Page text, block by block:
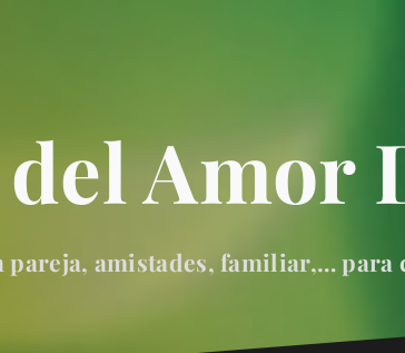
Amor
amistades, familiar,… para